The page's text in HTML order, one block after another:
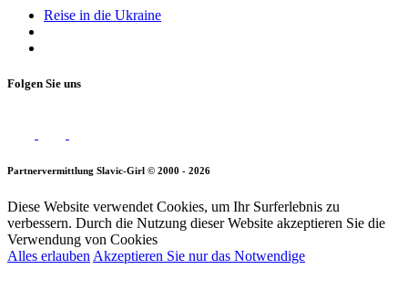
Reise in die Ukraine
Folgen Sie uns
Partnervermittlung Slavic-Girl © 2000 - 2026
Diese Website verwendet Cookies, um Ihr Surferlebnis zu
verbessern. Durch die Nutzung dieser Website akzeptieren Sie die
Verwendung von Cookies
Alles erlauben Akzeptieren Sie nur das Notwendige